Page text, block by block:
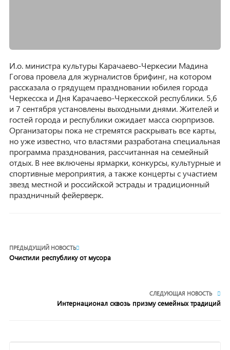
И.о. министра культуры Карачаево-Черкесии Мадина
Гогова провела для журналистов брифинг, на котором
рассказала о грядущем праздновании юбилея города
Черкесска и Дня Карачаево-Черкесской республики. 5,6
и 7 сентября установлены выходными днями. Жителей и
гостей города и республики ожидает масса сюрпризов.
Организаторы пока не стремятся раскрывать все карты,
но уже известно, что властями разработана специальная
программа празднования, рассчитанная на семейный
отдых. В нее включены ярмарки, конкурсы, культурные и
спортивные мероприятия, а также концерты с участием
звезд местной и российской эстрады и традиционный
праздничный фейерверк.
ПРЕДЫДУЩИЙ НОВОСТЬ
Очистили республику от мусора
СЛЕДУЮЩАЯ НОВОСТЬ
Интернационал сквозь призму семейных традиций